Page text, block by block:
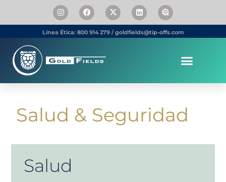
Línea Ética: 800 914 279 / goldfields@tip-offs.com
Salud & Seguridad
Salud